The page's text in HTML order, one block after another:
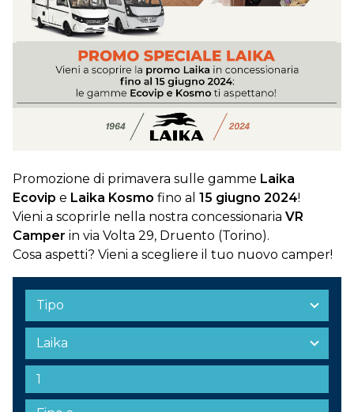
DOVE SIAMO
Promozione di primavera sulle gamme Laika
Ecovip e Laika Kosmo fino al 15 giugno 2024!
Vieni a scoprirle nella nostra concessionaria VR
Camper in via Volta 29, Druento (Torino).
Cosa aspetti? Vieni a scegliere il tuo nuovo camper!